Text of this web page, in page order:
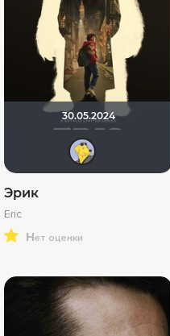
30.05.2024
Эрик
Eric
нет оценки